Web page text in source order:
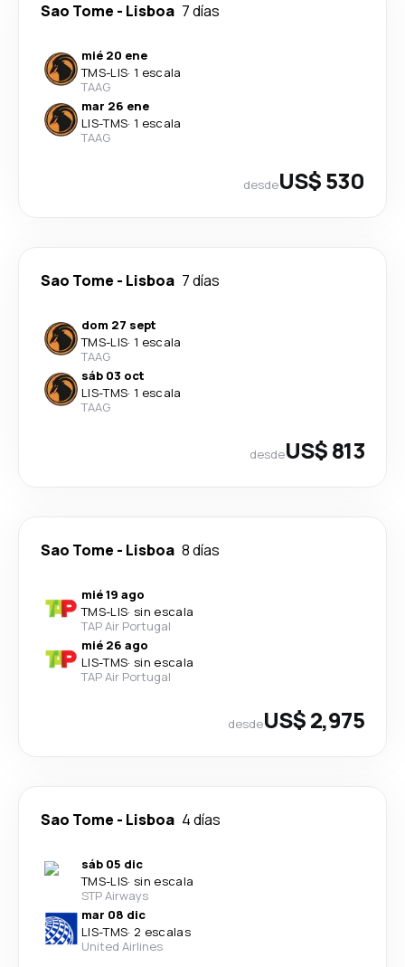
Sao Tome - Lisboa 7 días
mié 20 ene
TMS-LIS· 1 escala
TAAG
mar 26 ene
LIS-TMS· 1 escala
TAAG
desdeUS$ 530
Sao Tome - Lisboa 7 días
dom 27 sept
TMS-LIS· 1 escala
TAAG
sáb 03 oct
LIS-TMS· 1 escala
TAAG
desdeUS$ 813
Sao Tome - Lisboa 8 días
mié 19 ago
TMS-LIS· sin escala
TAP Air Portugal
mié 26 ago
LIS-TMS· sin escala
TAP Air Portugal
desdeUS$ 2,975
Sao Tome - Lisboa 4 días
sáb 05 dic
TMS-LIS· sin escala
STP Airways
mar 08 dic
LIS-TMS· 2 escalas
United Airlines